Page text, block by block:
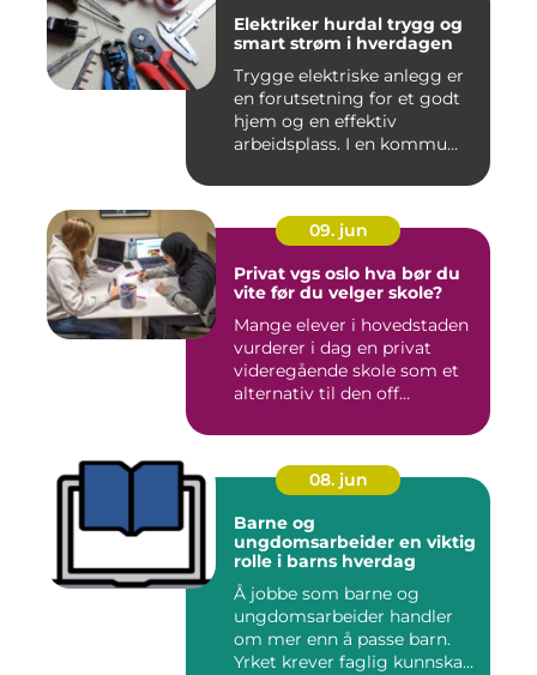
Elektriker hurdal trygg og
smart strøm i hverdagen
Trygge elektriske anlegg er
en forutsetning for et godt
hjem og en effektiv
arbeidsplass. I en kommu...
09. jun
Privat vgs oslo hva bør du
vite før du velger skole?
Mange elever i hovedstaden
vurderer i dag en privat
videregående skole som et
alternativ til den off...
08. jun
Barne og
ungdomsarbeider en viktig
rolle i barns hverdag
Å jobbe som barne og
ungdomsarbeider handler
om mer enn å passe barn.
Yrket krever faglig kunnskap,